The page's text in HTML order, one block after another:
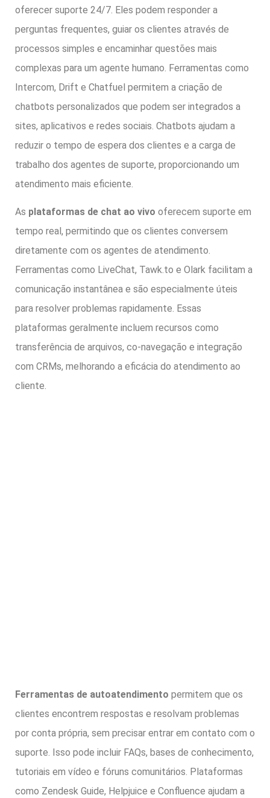
oferecer suporte 24/7. Eles podem responder a
perguntas frequentes, guiar os clientes através de
processos simples e encaminhar questões mais
complexas para um agente humano. Ferramentas como
Intercom, Drift e Chatfuel permitem a criação de
chatbots personalizados que podem ser integrados a
sites, aplicativos e redes sociais. Chatbots ajudam a
reduzir o tempo de espera dos clientes e a carga de
trabalho dos agentes de suporte, proporcionando um
atendimento mais eficiente.
As plataformas de chat ao vivo oferecem suporte em
tempo real, permitindo que os clientes conversem
diretamente com os agentes de atendimento.
Ferramentas como LiveChat, Tawk.to e Olark facilitam a
comunicação instantânea e são especialmente úteis
para resolver problemas rapidamente. Essas
plataformas geralmente incluem recursos como
transferência de arquivos, co-navegação e integração
com CRMs, melhorando a eficácia do atendimento ao
cliente.
Ferramentas de autoatendimento permitem que os
clientes encontrem respostas e resolvam problemas
por conta própria, sem precisar entrar em contato com o
suporte. Isso pode incluir FAQs, bases de conhecimento,
tutoriais em vídeo e fóruns comunitários. Plataformas
como Zendesk Guide, Helpjuice e Confluence ajudam a